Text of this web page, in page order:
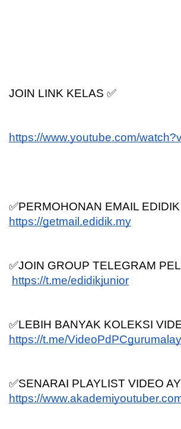
JOIN LINK KELAS ✅
https://www.youtube.com/
✅PERMOHONAN EMAIL
https://getmail.edidik.my
✅JOIN GROUP TELEGRAM
https://t.me/edidikjunior
✅LEBIH BANYAK KOLEKSI
https://t.me/
✅SENARAI PLAYLIST VIDEO
https://